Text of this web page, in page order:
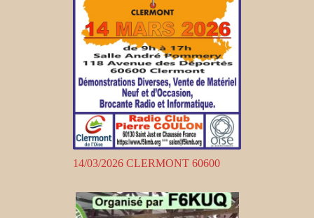
14/03/2026 CLERMONT 60600